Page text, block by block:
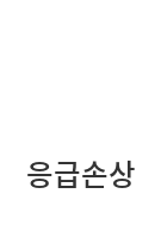
응급손상